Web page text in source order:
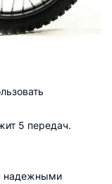
5 передач.
надежными